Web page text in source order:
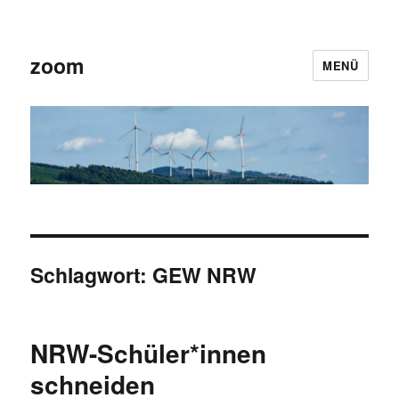
zoom MENÜ
Schlagwort: GEW NRW
NRW-Schüler*innen
schneiden